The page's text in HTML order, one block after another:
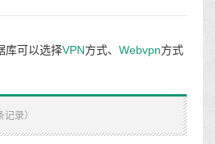
库可以选择VPN方式、 Webvpn方式
录）